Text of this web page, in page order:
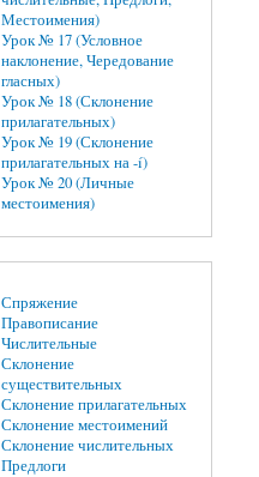
Местоимения)
Урок № 17 (Условное
наклонение, Чередование
гласных)
Урок № 18 (Склонение
прилагательных)
Урок № 19 (Склонение
прилагательных на -í)
Урок № 20 (Личные
местоимения)
Спряжение
Правописание
Числительные
Склонение
существительных
Склонение прилагательных
Склонение местоимений
Склонение числительных
Предлоги